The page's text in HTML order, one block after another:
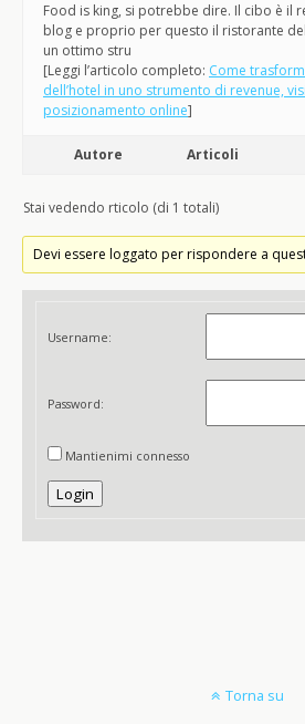
Food is king, si potrebbe dire. Il cibo è il
blog e proprio per questo il ristorante
un ottimo stru
[Leggi l’articolo completo: Come
dell’hotel in uno strumento di revenue,
posizionamento online]
Autore Articoli
Stai vedendo rticolo (di 1 totali)
Devi essere loggato per rispondere a
Username:
Password:
Mantienimi connesso
Login
Torna su